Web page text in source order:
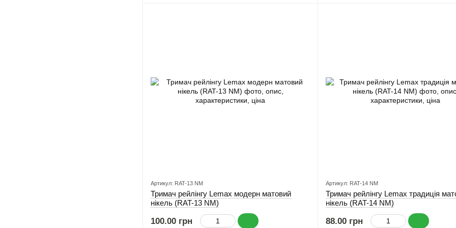
Артикул: RAT-13 NМ
Тримач рейлінгу Lemax модерн матовий
нікель (RAT-13 NМ)
100.00 грн
Артикул: RAT-14 NM
Тримач рейлінгу Lemax традиція
нікель (RAT-14 NM)
88.00 грн